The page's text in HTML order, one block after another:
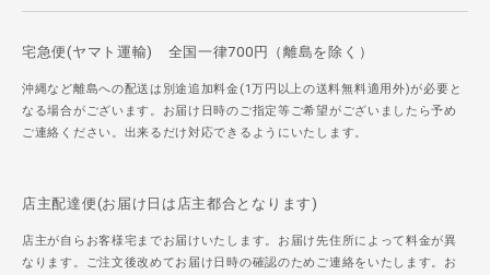
宅急便(ヤマト運輸) 全国一律700円（離島を除く）
沖縄など離島への配送は別途追加料金(1万円以上の送料無料適用外)が必要と
なる場合がございます。お届け日時のご指定等ご希望がございましたら予め
ご連絡ください。出来るだけ対応できるようにいたします。
店主配達便(お届け日は店主都合となります)
店主が自らお客様宅までお届けいたします。お届け先住所によって料金が異
なります。ご注文後改めてお届け日時の確認のためご連絡をいたします。お